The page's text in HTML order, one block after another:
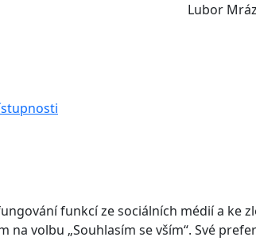
Lubor
funkcí ze sociálních médií a ke
volbu „Souhlasím se vším“. Své